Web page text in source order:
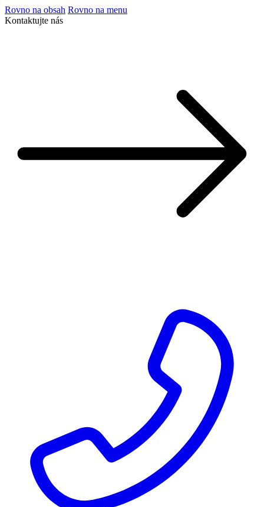
Rovno na obsah Rovno na menu
Kontaktujte nás